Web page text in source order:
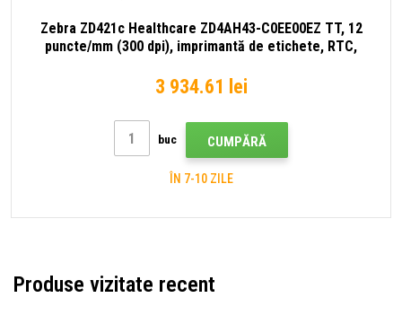
Zebra ZD421c Healthcare ZD4AH43-C0EE00EZ TT, 12
puncte/mm (300 dpi), imprimantă de etichete, RTC,
(succesorul GC420t)
3 934.61 lei
buc CUMPĂRĂ
ÎN 7-10 ZILE
Produse vizitate recent